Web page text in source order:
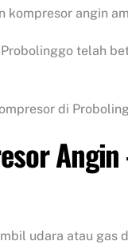
kompresor angin
telah
di
udara atau gas